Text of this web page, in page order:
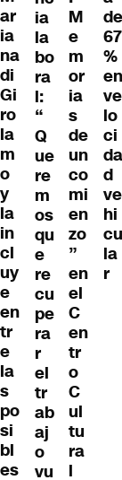
ar
ia
na
di
Gi
ro
la
m
o
y
la
in
cl
uy
e
en
tr
e
la
s
po
si
bl
es
ia
la
bo
ra
l:
“
Q
ue
re
m
os
qu
e
re
cu
pe
ra
r
el
tr
ab
aj
o
vu
M
e
m
or
ia
s
de
un
co
mi
en
zo
”
en
el
C
en
tr
o
C
ul
tu
ra
l
de
67
%
en
ve
lo
ci
da
d
ve
hi
cu
la
r